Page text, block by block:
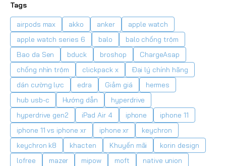
Tags
airpods max akko anker
apple watch
apple watch series 6
balo
balo chống trộm
Bao da Sen
bduck broshop
ChargeAsap
chống nhìn trộm
clickpack x
Đại lý chính hãng
dán cường lực
edra Giảm giá
hermes
hub usb-c
Hướng dẫn
hyperdrive
hyperdrive gen2
iPad Air 4 iphone
iphone 11
iphone 11 vs iphone xr
iphone xr
keychron
keychron k8
khacten Khuyến mãi
korin design
lofree
mazer mipow moft
native union